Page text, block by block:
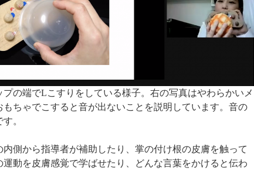
プの端でLこすりをしている様子。右の写真はやわらかいメ
もちゃでこすると音が出ないことを説明しています。音の
。
内側から指導者が補助したり、掌の付け根の皮膚を触って
運動を皮膚感覚で学ばせたり、どんな言葉をかけると伝わ